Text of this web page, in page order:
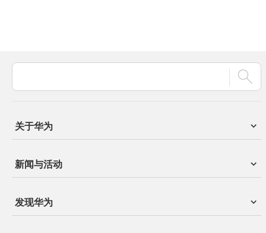
关于华为
新闻与活动
发现华为